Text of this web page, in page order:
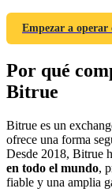
BTC Welcome
Deposit &
Deposit
Share
Empezar a operar
Por qué
Bitrue
Bitrue es un
ofrece una forma
Desde 2018, Bitrue
en todo el mundo,
fiable y una amplia